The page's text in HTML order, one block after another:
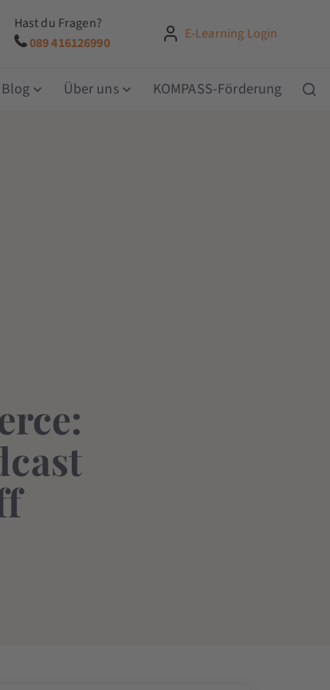
Hast du Fragen?
089 416126990
E-Learning Login
Über uns KOMPASS-Förderung